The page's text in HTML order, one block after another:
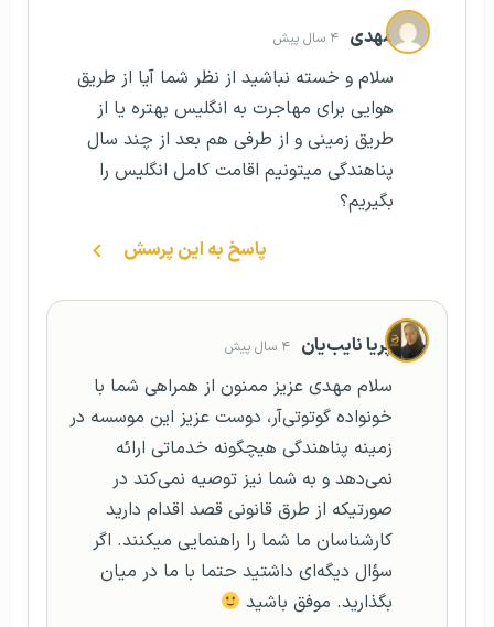
مهدی ۴ سال پیش
سلام و خسته نباشید از نظر شما آیا از طریق
هوایی برای مهاجرت به انگلیس بهتره یا از
طریق زمینی و از طرفی هم بعد از چند سال
پناهندگی میتونیم اقامت کامل انگلیس را
بگیریم؟
پاسخ به این پرسش
پریا نایب‌یان ۴ سال پیش
سلام مهدی عزیز ممنون از همراهی شما با
خونواده گوتوتی‌آر، دوست عزیز این موسسه در
زمینه پناهندگی هیچگونه خدماتی ارائه
نمی‌دهد و به شما نیز توصیه نمی‌کند در
صورتیکه از طرق قانونی قصد اقدام دارید
کارشناسان ما شما را راهنمایی میکنند. اگر
سؤال دیگه‌ای داشتید حتما با ما در میان
بگذارید. موفق باشید